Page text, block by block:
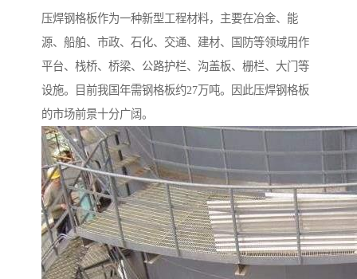
压焊钢格板作为一种新型工程材料，主要在冶金、能
源、船舶、市政、石化、交通、建材、国防等领域用作
平台、栈桥、桥梁、公路护栏、沟盖板、栅栏、大门等
设施。目前我国年需钢格板约27万吨。因此压焊钢格板
的市场前景十分广阔。